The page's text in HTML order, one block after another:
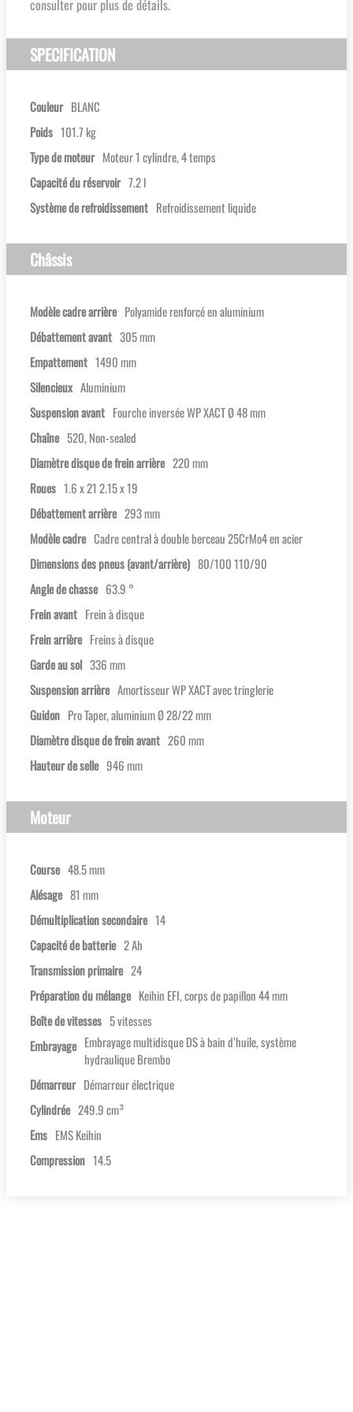
consulter pour plus de détails.
SPECIFICATION
Couleur BLANC
Poids 101.7 kg
Type de moteur Moteur 1 cylindre, 4 temps
Capacité du réservoir 7.2 l
Système de refroidissement Refroidissement liquide
Châssis
Modèle cadre arrière Polyamide renforcé en aluminium
Débattement avant 305 mm
Empattement 1490 mm
Silencieux Aluminium
Suspension avant Fourche inversée WP XACT Ø 48 mm
Chaîne 520, Non-sealed
Diamètre disque de frein arrière 220 mm
Roues 1.6 x 21 2.15 x 19
Débattement arrière 293 mm
Modèle cadre Cadre central à double berceau 25CrMo4 en acier
Dimensions des pneus (avant/arrière) 80/100 110/90
Angle de chasse 63.9 °
Frein avant Frein à disque
Frein arrière Freins à disque
Garde au sol 336 mm
Suspension arrière Amortisseur WP XACT avec tringlerie
Guidon Pro Taper, aluminium Ø 28/22 mm
Diamètre disque de frein avant 260 mm
Hauteur de selle 946 mm
Moteur
Course 48.5 mm
Alésage 81 mm
Démultiplication secondaire 14
Capacité de batterie 2 Ah
Transmission primaire 24
Préparation du mélange Keihin EFI, corps de papillon 44 mm
Boîte de vitesses 5 vitesses
Embrayage Embrayage multidisque DS à bain d’huile, système
hydraulique Brembo
Démarreur Démarreur électrique
Cylindrée 249.9 cm³
Ems EMS Keihin
Compression 14.5